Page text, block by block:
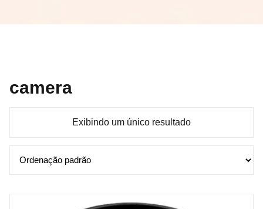
camera
Exibindo um único resultado